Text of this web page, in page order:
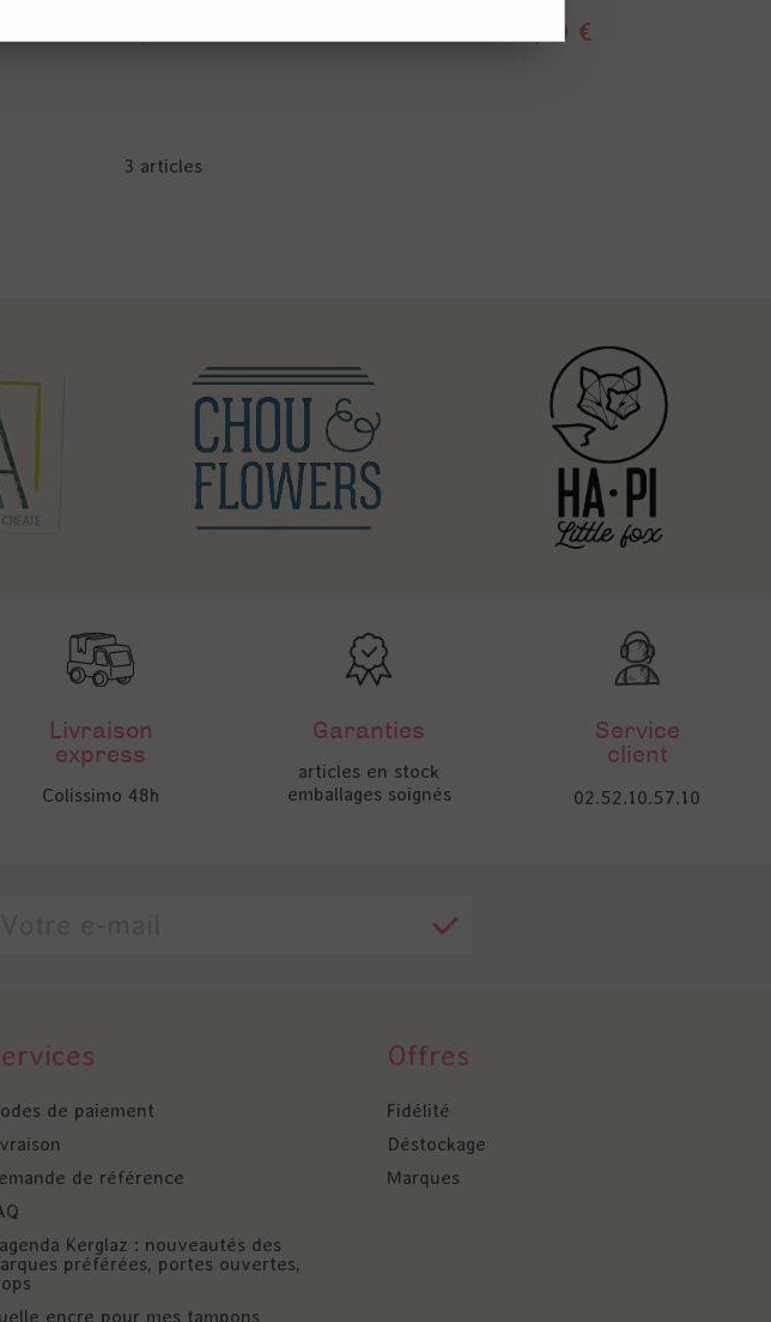
2,70 €
3 articles
Livraison
express
Colissimo 48h
Garanties
articles en stock
emballages soignés
Service
client
02.52.10.57.10
de paiement
de référence
Kerglaz : nouveautés des
préférées, portes ouvertes,
encre pour mes tampons
Offres
Fidélité
Déstockage
Marques